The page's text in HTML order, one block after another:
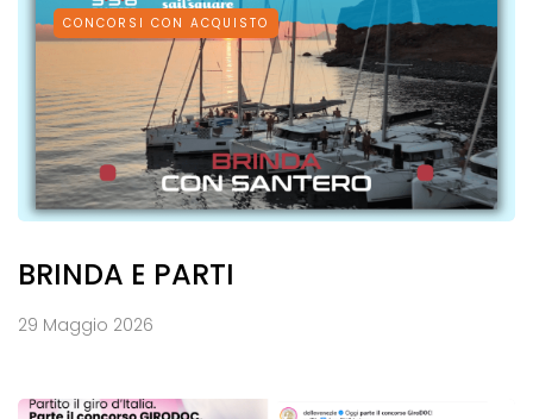
CONCORSI CON ACQUISTO
BRINDA E PARTI
29 Maggio 2026